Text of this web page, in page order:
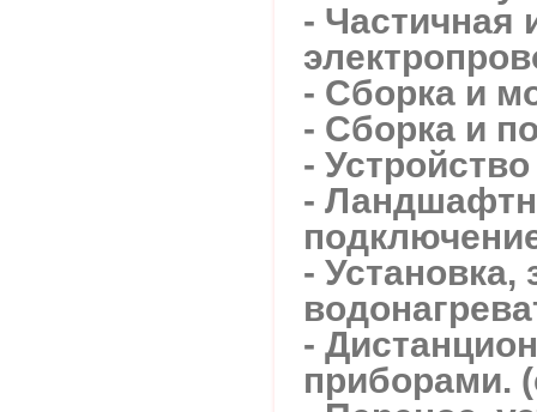
- Частичная
- Сборка и
- Сборка и
-
-
- Установка,
-
приборами.